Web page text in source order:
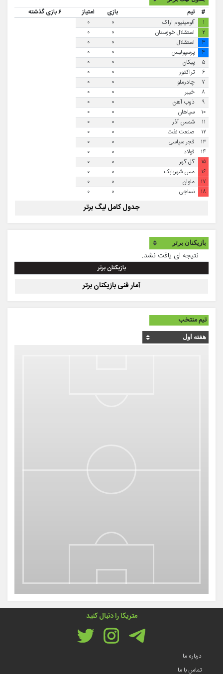
# تیم بازی امتیاز
۶ بازی گذشته
۱
آلومینیوم اراک ۰
۰
۲
استقلال خوزستان ۰
۰
۳
استقلال ۰
۰
۴
پرسپولیس ۰
۰
۵
پیکان ۰
۰
۶
تراکتور ۰
۰
۷
چادرملو ۰
۰
۸
خیبر ۰
۰
۹
ذوب آهن ۰
۰
۱۰
سپاهان ۰
۰
۱۱
شمس آذر ۰
۰
۱۲
صنعت نفت ۰
۰
۱۳
فجر سپاسی ۰
۰
۱۴
فولاد ۰
۰
۱۵
گل گهر ۰
۰
۱۶
مس شهربابک ۰
۰
۱۷
ملوان ۰
۰
۱۸
نساجی ۰ ۰
جدول کامل لیگ برتر
نتیجه ای یافت نشد.
بازیکنان برتر
آمار فنی بازیکنان برتر
تیم منتخب
متریکا را دنبال کنید
درباره ما
تماس با ما